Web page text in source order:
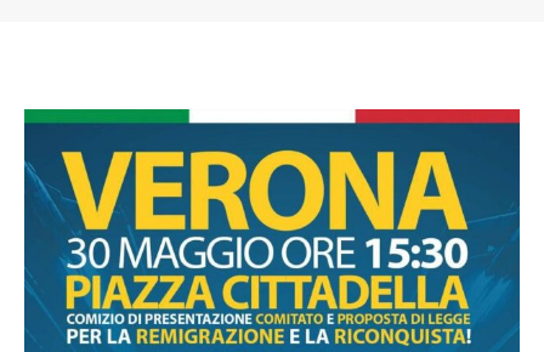
Post Archive